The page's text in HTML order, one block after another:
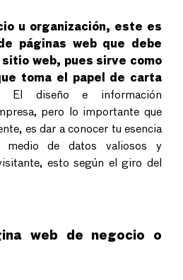
u organización, este es
páginas web que debe
web, pues sirve como
toma el papel de carta
El diseño e información
pero lo importante que
es dar a conocer tu esencia
medio de datos valiosos y
esto según el giro del
web de negocio o